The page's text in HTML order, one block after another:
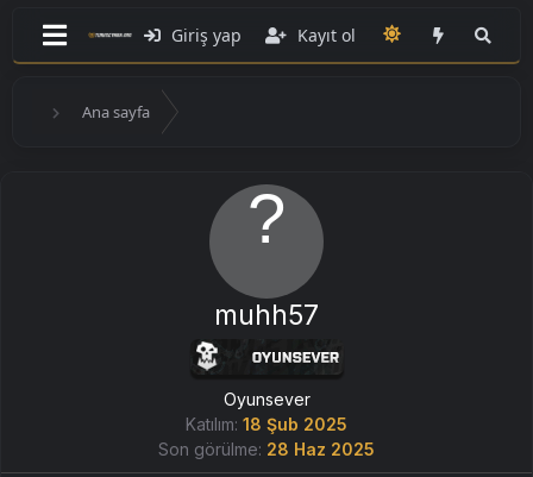
Giriş yap Kayıt ol
Ana sayfa
muhh57
Oyunsever
Katılım 18 Şub 2025
Son görülme 28 Haz 2025